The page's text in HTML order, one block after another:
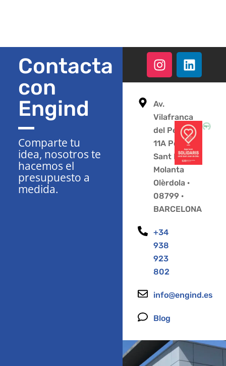
Contacta
con
Engind
Comparte tu
idea, nosotros te
hacemos el
presupuesto a
medida.
Av.
Vilafranca
del Penedès
11A Polígono
Sant Pere
Molanta
Olèrdola ·
08799 ·
BARCELONA
+34
938
923
802
info@engind.es
Blog